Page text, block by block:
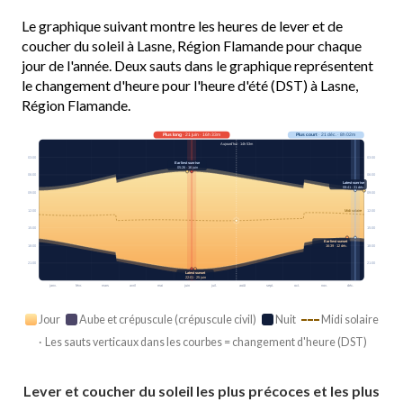
Le graphique suivant montre les heures de lever et de
coucher du soleil à Lasne, Région Flamande pour chaque
jour de l'année. Deux sauts dans le graphique représentent
le changement d'heure pour l'heure d'été (DST) à Lasne,
Région Flamande.
janv. févr. mars avril mai juin juil. août sept. oct. nov. déc.
Midi solaire
03:00 03:00
06:00 06:00
09:00 09:00
12:00 12:00
15:00 15:00
18:00 18:00
21:00 21:00
Plus long· 21 juin · 16h 33m Plus court· 21 déc. · 8h 02m
Aujourd’hui · 14h 53m
Earliest sunrise
05:26 · 16 juin
Latest sunrise
08:41 · 31 déc.
Earliest sunset
16:39 · 12 déc.
Latest sunset
22:01 · 25 juin
Jour Aube et crépuscule (crépuscule civil) Nuit
Midi solaire
· Les sauts verticaux dans les courbes = changement d'heure (DST)
Lever et coucher du soleil les plus précoces et les plus